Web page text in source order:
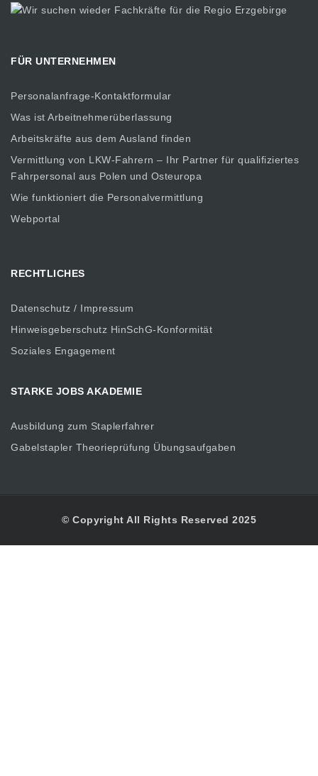
FÜR UNTERNEHMEN
Personalanfrage-Kontaktformular
Was ist Arbeitnehmerüberlassung
Arbeitskräfte aus dem Ausland finden
Vermittlung von LKW-Fahrern – Ihr Partner für qualifiziertes
Fahrpersonal aus Polen und Osteuropa
Wie funktioniert die Personalvermittlung
Webportal
RECHTLICHES
Datenschutz / Impressum
Hinweisgeberschutz HinSchG-Konformität
Soziales Engagement
STARKE JOBS AKADEMIE
Ausbildung zum Staplerfahrer
Gabelstapler Theorieprüfung Übungsaufgaben
© Copyright All Rights Reserved 2025